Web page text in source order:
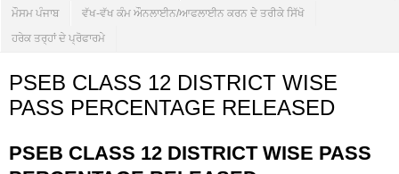
ਮੌਸਮ ਪੰਜਾਬ ਵੱਖ-ਵੱਖ ਕੰਮ ਔਨਲਾਈਨ/ਆਫਲਾਈਨ ਕਰਨ ਦੇ ਤਰੀਕੇ ਸਿੱਖੋ
ਹਰੇਕ ਤਰ੍ਹਾਂ ਦੇ ਪ੍ਰੋਫਾਰਮੇ
PSEB CLASS 12 DISTRICT WISE
PASS PERCENTAGE RELEASED
PSEB CLASS 12 DISTRICT WISE PASS